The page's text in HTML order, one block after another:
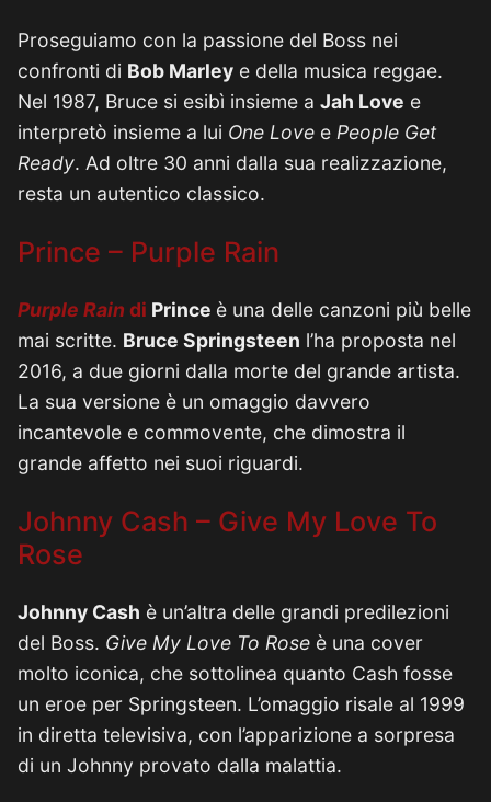
Proseguiamo con la passione del Boss nei
confronti di Bob Marley e della musica reggae.
Nel 1987, Bruce si esibì insieme a Jah Love e
interpretò insieme a lui One Love e People Get
Ready. Ad oltre 30 anni dalla sua realizzazione,
resta un autentico classico.
Prince – Purple Rain
Purple Rain di Prince è una delle canzoni più belle
mai scritte. Bruce Springsteen l’ha proposta nel
2016, a due giorni dalla morte del grande artista.
La sua versione è un omaggio davvero
incantevole e commovente, che dimostra il
grande affetto nei suoi riguardi.
Johnny Cash – Give My Love To
Rose
Johnny Cash è un’altra delle grandi predilezioni
del Boss. Give My Love To Rose è una cover
molto iconica, che sottolinea quanto Cash fosse
un eroe per Springsteen. L’omaggio risale al 1999
in diretta televisiva, con l’apparizione a sorpresa
di un Johnny provato dalla malattia.